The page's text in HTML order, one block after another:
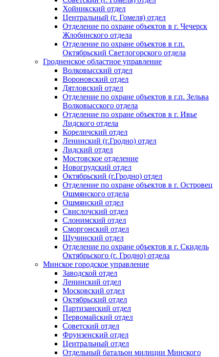
Хойникский отдел
Центральный (г. Гомеля) отдел
Отделение по охране объектов в г. Чечерск
Жлобинского отдела
Отделение по охране объектов в г.п.
Октябрьский Светлогорского отдела
Гродненское областное управление
Волковысский отдел
Вороновский отдел
Дятловский отдел
Отделение по охране объектов в г.п. Зельва
Волковысского отдела
Отделение по охране объектов в г. Ивье
Лидского отдела
Кореличский отдел
Ленинский (г.Гродно) отдел
Лидский отдел
Мостовское отделение
Новогрудский отдел
Октябрьский (г.Гродно) отдел
Отделение по охране объектов в г. Островец
Ошмянского отдела
Ошмянский отдел
Свислочский отдел
Слонимский отдел
Сморгонский отдел
Щучинский отдел
Отделение по охране объектов в г. Скидель
Октябрьского (г. Гродно) отдела
Минское городское управление
Заводской отдел
Ленинский отдел
Московский отдел
Октябрьский отдел
Партизанский отдел
Первомайский отдел
Советский отдел
Фрунзенский отдел
Центральный отдел
Отдельный батальон милиции Минского